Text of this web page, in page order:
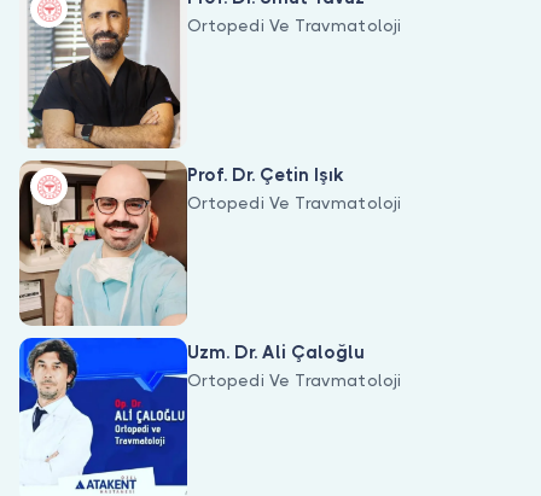
Ortopedi Ve Travmatoloji
Prof. Dr. Çetin Işık
Ortopedi Ve Travmatoloji
Uzm. Dr. Ali Çaloğlu
Ortopedi Ve Travmatoloji